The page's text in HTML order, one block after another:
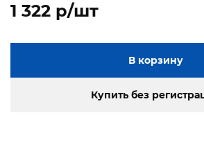
1 322 p/шт
В корзину
Купить без